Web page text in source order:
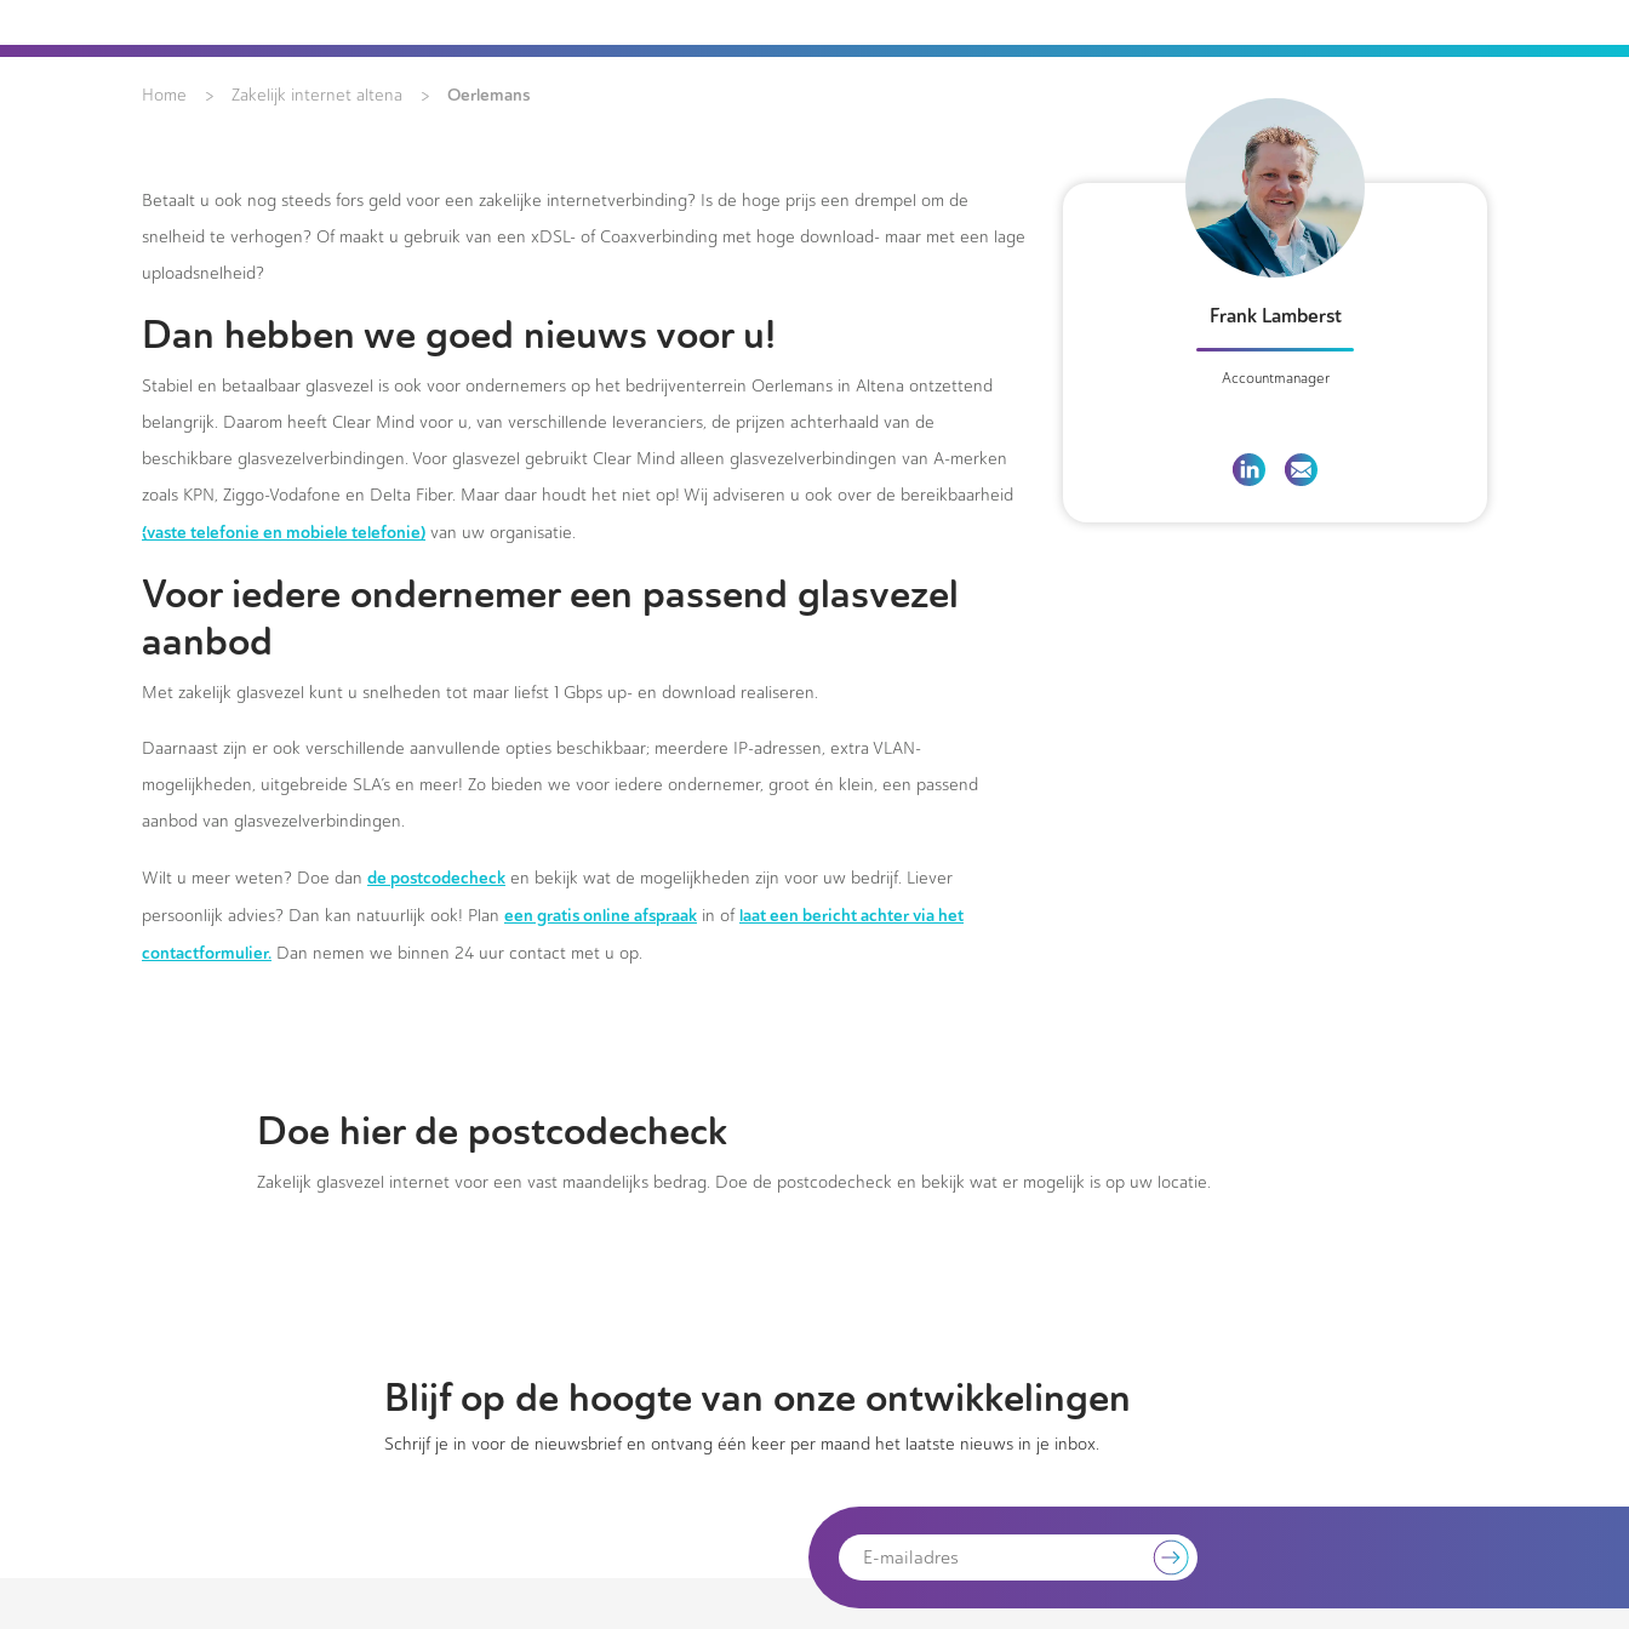
Home > Zakelijk internet altena > Oerlemans
Betaalt u ook nog steeds fors geld voor een zakelijke internetverbinding? Is de hoge prijs een drempel om de
snelheid te verhogen? Of maakt u gebruik van een xDSL- of Coaxverbinding met hoge download- maar met een lage
uploadsnelheid?
Dan hebben we goed nieuws voor u!
Stabiel en betaalbaar glasvezel is ook voor ondernemers op het bedrijventerrein Oerlemans in Altena ontzettend
belangrijk. Daarom heeft Clear Mind voor u, van verschillende leveranciers, de prijzen achterhaald van de
beschikbare glasvezelverbindingen. Voor glasvezel gebruikt Clear Mind alleen glasvezelverbindingen van A-merken
zoals KPN, Ziggo-Vodafone en Delta Fiber. Maar daar houdt het niet op! Wij adviseren u ook over de bereikbaarheid
(vaste telefonie en mobiele telefonie) van uw organisatie.
Voor iedere ondernemer een passend glasvezel
aanbod
Met zakelijk glasvezel kunt u snelheden tot maar liefst 1 Gbps up- en download realiseren.
Daarnaast zijn er ook verschillende aanvullende opties beschikbaar; meerdere IP-adressen, extra VLAN-
mogelijkheden, uitgebreide SLA’s en meer! Zo bieden we voor iedere ondernemer, groot én klein, een passend
aanbod van glasvezelverbindingen.
Wilt u meer weten? Doe dan de postcodecheck en bekijk wat de mogelijkheden zijn voor uw bedrijf. Liever
persoonlijk advies? Dan kan natuurlijk ook! Plan een gratis online afspraak in of laat een bericht achter via het
contactformulier. Dan nemen we binnen 24 uur contact met u op.
Frank Lamberst
Accountmanager
Doe hier de postcodecheck
Zakelijk glasvezel internet voor een vast maandelijks bedrag. Doe de postcodecheck en bekijk wat er mogelijk is op uw locatie.
Blijf op de hoogte van onze ontwikkelingen
Schrijf je in voor de nieuwsbrief en ontvang één keer per maand het laatste nieuws in je inbox.